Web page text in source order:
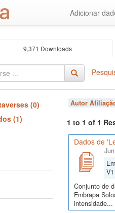
Adicionar
9,371 Downloads
(0)
(1)
Autor
1 to 1 of 1
Dados de
V1
Conjunto de
Embrapa
intensidade...